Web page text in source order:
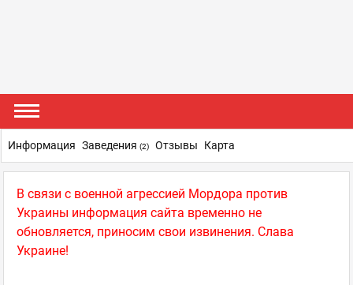
В связи с военной агрессией Мордора против
Украины информация сайта временно не
обновляется, приносим свои извинения. Слава
Украине!
Информация Заведения (2) Отзывы Карта